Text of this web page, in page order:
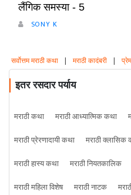
लैंगिक समस्या - 5
SONY K
सर्वोत्तम मराठी कथा | मराठी कादंबरी |
इतर रसदार पर्याय
मराठी कथा मराठी आध्यात्मिक कथा
मराठी प्रेरणादायी कथा
मराठी क्लासिक
मराठी हास्य कथा
मराठी नियतकालिक
मराठी महिला विशेष
मराठी नाटक